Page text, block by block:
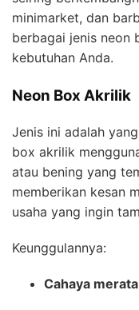
minimarket, dan
berbagai jenis neon
kebutuhan Anda.
Neon Box Akrilik
Jenis ini adalah
box akrilik
atau bening yang
memberikan kesan
usaha yang ingin
Keunggulannya:
Cahaya